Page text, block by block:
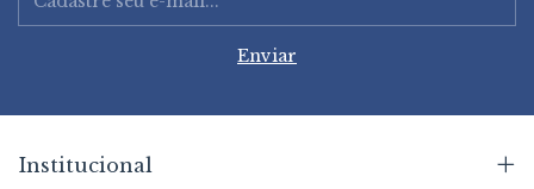
Institucional